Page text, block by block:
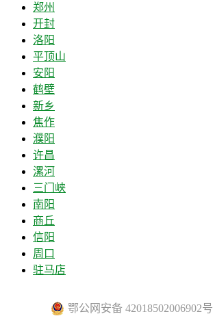
郑州
开封
洛阳
平顶山
安阳
鹤壁
新乡
焦作
濮阳
许昌
漯河
三门峡
南阳
商丘
信阳
周口
驻马店
鄂公网安备 42018502006902号